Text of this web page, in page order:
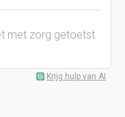
met zorg getoetst
Krijg hulp van AI